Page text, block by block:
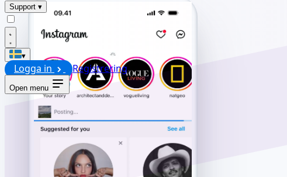
Support ▾
▾
Logga in Registrering
Open menu